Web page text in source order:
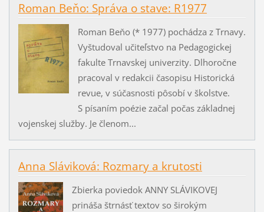
Roman Beňo: Správa o stave: R1977
Roman Beňo (* 1977) pochádza z Trnavy.
Vyštudoval učiteľstvo na Pedagogickej
fakulte Trnavskej univerzity. Dlhoročne
pracoval v redakcii časopisu Historická
revue, v súčasnosti pôsobí v školstve.
S písaním poézie začal počas základnej
vojenskej služby. Je členom...
Anna Sláviková: Rozmary a krutosti
Zbierka poviedok ANNY SLÁVIKOVEJ
prináša štrnásť textov so širokým